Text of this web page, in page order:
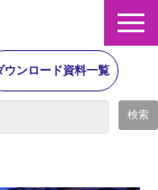
ウンロード資料一覧